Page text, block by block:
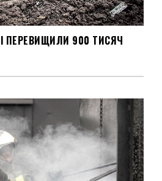
ПЕРЕВИЩИЛИ 900 ТИСЯЧ